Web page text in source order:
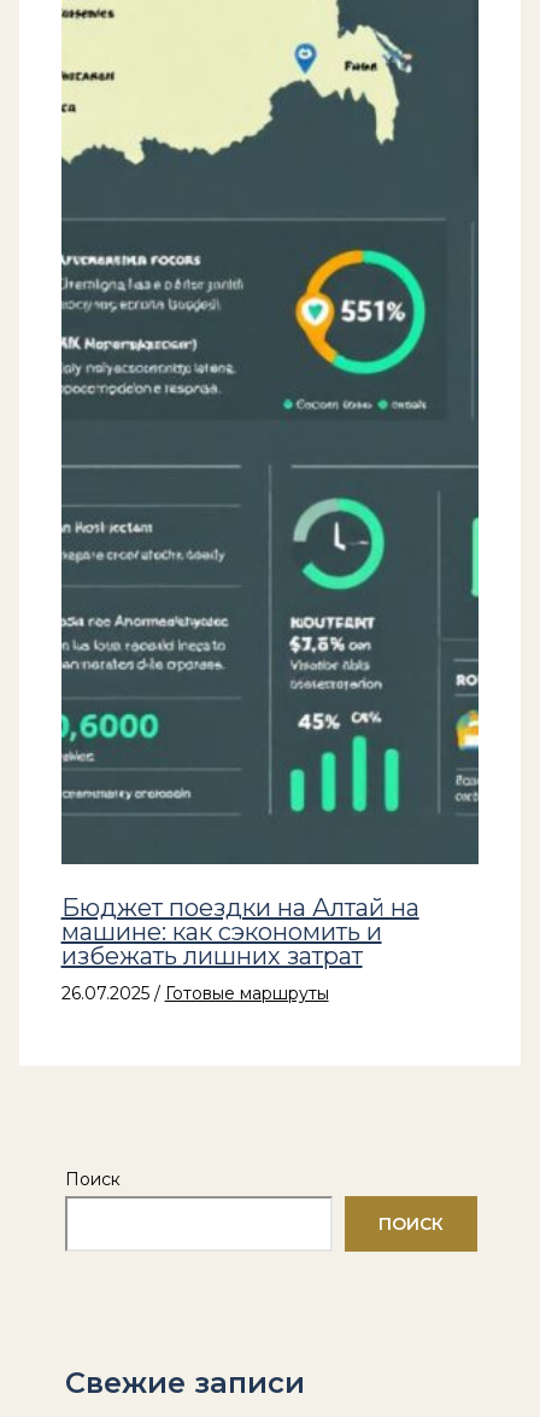
Бюджет поездки на Алтай на
машине: как сэкономить и
избежать лишних затрат
26.07.2025 / Готовые маршруты
Поиск
ПОИСК
Свежие записи